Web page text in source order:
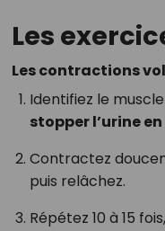
Les
Les contractions
Identifiez le
stopper l’urine
Contractez
puis relâchez.
Répétez 10 à 15